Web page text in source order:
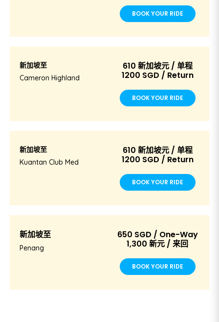
BOOK YOUR RIDE
新加坡至
Cameron Highland
610 新加坡元 / 单程
1200 SGD / Return
BOOK YOUR RIDE
新加坡至
Kuantan Club Med
610 新加坡元 / 单程
1200 SGD / Return
BOOK YOUR RIDE
新加坡至
Penang
650 SGD / One-Way
1,300 新元 / 来回
BOOK YOUR RIDE